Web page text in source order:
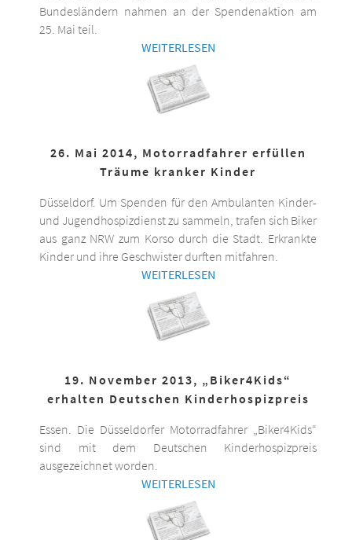
Bundesländern nahmen an der Spendenaktion am
25. Mai teil.
WEITERLESEN
26. Mai 2014, Motorradfahrer erfüllen
Träume kranker Kinder
Düsseldorf. Um Spenden für den Ambulanten Kinder-
und Jugendhospizdienst zu sammeln, trafen sich Biker
aus ganz NRW zum Korso durch die Stadt. Erkrankte
Kinder und ihre Geschwister durften mitfahren.
WEITERLESEN
19. November 2013, „Biker4Kids“
erhalten Deutschen Kinderhospizpreis
Essen. Die Düsseldorfer Motorradfahrer „Biker4Kids“
sind mit dem Deutschen Kinderhospizpreis
ausgezeichnet worden.
WEITERLESEN